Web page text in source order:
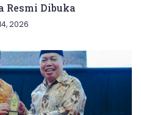
Resmi Dibuka
2026